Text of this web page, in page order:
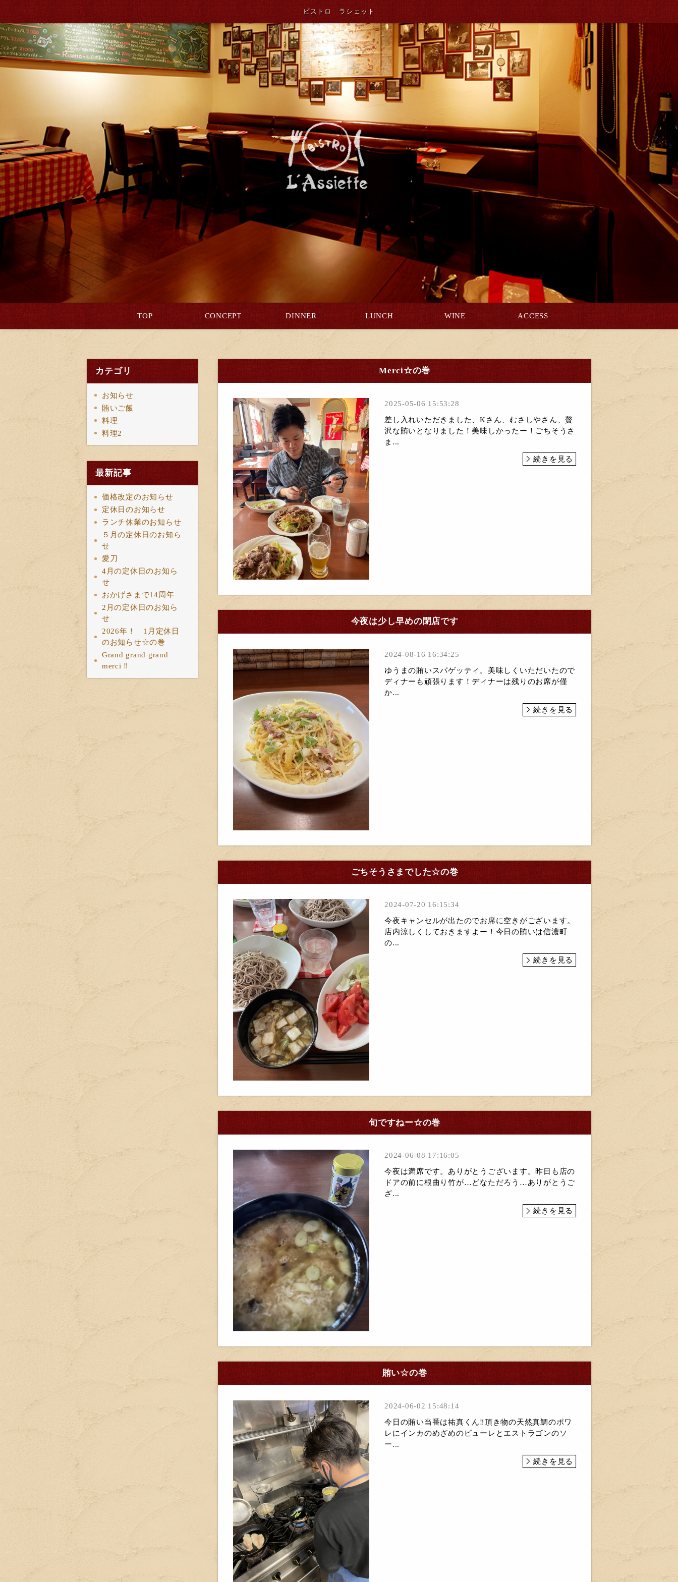
ビストロ ラシェット
TOP CONCEPT DINNER LUNCH WINE ACCESS
カテゴリ
お知らせ
賄いご飯
料理
料理2
最新記事
価格改定のお知らせ
定休日のお知らせ
ランチ休業のお知らせ
５月の定休日のお知ら
せ
愛刀
4月の定休日のお知ら
せ
おかげさまで14周年
2月の定休日のお知ら
せ
2026年！ 1月定休日
のお知らせ☆の巻
Grand grand grand
merci ‼︎
Merci☆の巻
2025-05-06 15:53:28
差し入れいただきました、Kさん、むさしやさん、贅
沢な賄いとなりました！美味しかったー！ごちそうさ
ま...
続きを見る
今夜は少し早めの閉店です
2024-08-16 16:34:25
ゆうまの賄いスパゲッティ。美味しくいただいたので
ディナーも頑張ります！ディナーは残りのお席が僅
か...
続きを見る
ごちそうさまでした☆の巻
2024-07-20 16:15:34
今夜キャンセルが出たのでお席に空きがございます。
店内涼しくしておきますよー！今日の賄いは信濃町
の...
続きを見る
旬ですねー☆の巻
2024-06-08 17:16:05
今夜は満席です。ありがとうございます。昨日も店の
ドアの前に根曲り竹が…どなただろう…ありがとうご
ざ...
続きを見る
賄い☆の巻
2024-06-02 15:48:14
今日の賄い当番は祐真くん‼️頂き物の天然真鯛のポワ
レにインカのめざめのピューレとエストラゴンのソ
ー...
続きを見る